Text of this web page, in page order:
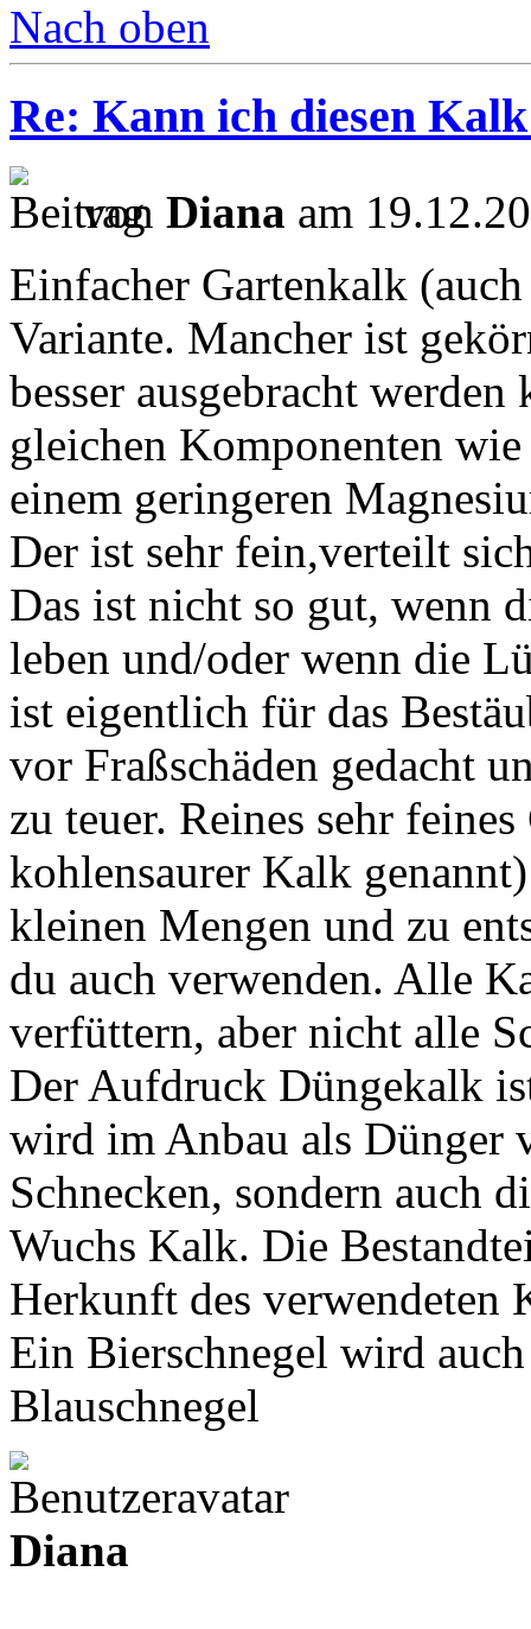
Nach oben
Re: Kann ich diesen
von Diana am
Einfacher Gartenkalk
Variante. Mancher ist
besser ausgebracht
gleichen Komponenten
einem geringeren
Der ist sehr fein,verteilt
Das ist nicht so gut, wenn
leben und/oder wenn die
ist eigentlich für das
vor Fraßschäden gedacht
zu teuer. Reines sehr
kohlensaurer Kalk
kleinen Mengen und zu
du auch verwenden. Alle
verfüttern, aber nicht alle
Der Aufdruck Düngekalk
wird im Anbau als Dünger
Schnecken, sondern auch
Wuchs Kalk. Die
Herkunft des verwendeten
Ein Bierschnegel wird
Blauschnegel
Diana